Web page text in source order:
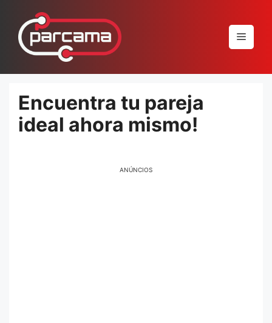
conteúdo
Menu
Encuentra tu pareja
ideal ahora mismo!
ANÚNCIOS